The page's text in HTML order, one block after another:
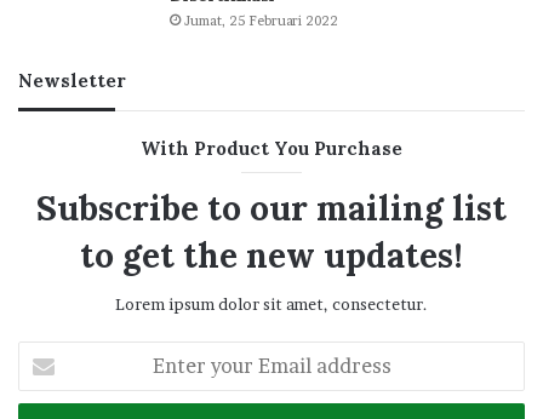
Jumat, 25 Februari 2022
Newsletter
With Product You Purchase
Subscribe to our mailing list
to get the new updates!
Lorem ipsum dolor sit amet, consectetur.
your
Email